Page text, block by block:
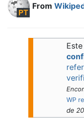
From
WP
de